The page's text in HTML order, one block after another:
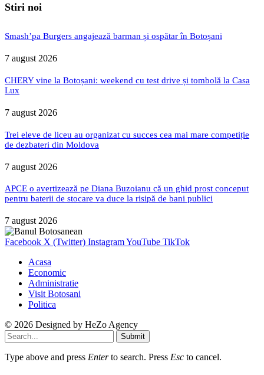
Stiri noi
Smash’pa Burgers angajează barman și ospătar în Botoșani
7 august 2026
CHERY vine la Botoșani: weekend cu test drive și tombolă la Casa
Lux
7 august 2026
Trei eleve de liceu au organizat cu succes cea mai mare competiție
de dezbateri din Moldova
7 august 2026
APCE o avertizează pe Diana Buzoianu că un ghid prost conceput
pentru baterii de stocare va duce la risipă de bani publici
7 august 2026
Facebook X (Twitter) InstagramYouTube TikTok
Acasa
Economic
Administratie
Visit Botosani
Politica
© 2026 Designed by HeZo Agency
Submit
Type above and press Enterto search. Press Esc to cancel.